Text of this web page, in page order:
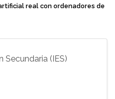
real con ordenadores de
Secundaria (IES)